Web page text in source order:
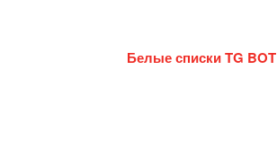
Белые списки TG BOT